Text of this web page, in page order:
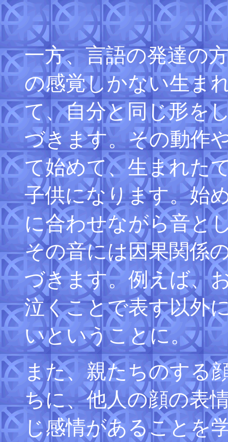
一方、言語の発達の
の感覚しかない生ま
て、自分と同じ形を
づきます。その動作
て始めて、生まれた
子供になります。始
に合わせながら音と
その音には因果関係
づきます。例えば、
泣くことで表す以外
いということに。
また、親たちのする
ちに、他人の顔の表
じ感情があることを